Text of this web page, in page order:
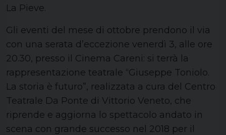
La Pieve.
Gli eventi del mese di ottobre prendono il via
con una serata d’eccezione venerdì 3, alle ore
20.30, presso il Cinema Careni: si terrà la
rappresentazione teatrale “Giuseppe Toniolo.
La storia è futuro”, realizzata a cura del Centro
Teatrale Da Ponte di Vittorio Veneto, che
riprende e aggiorna lo spettacolo andato in
scena con grande successo nel 2018 per il